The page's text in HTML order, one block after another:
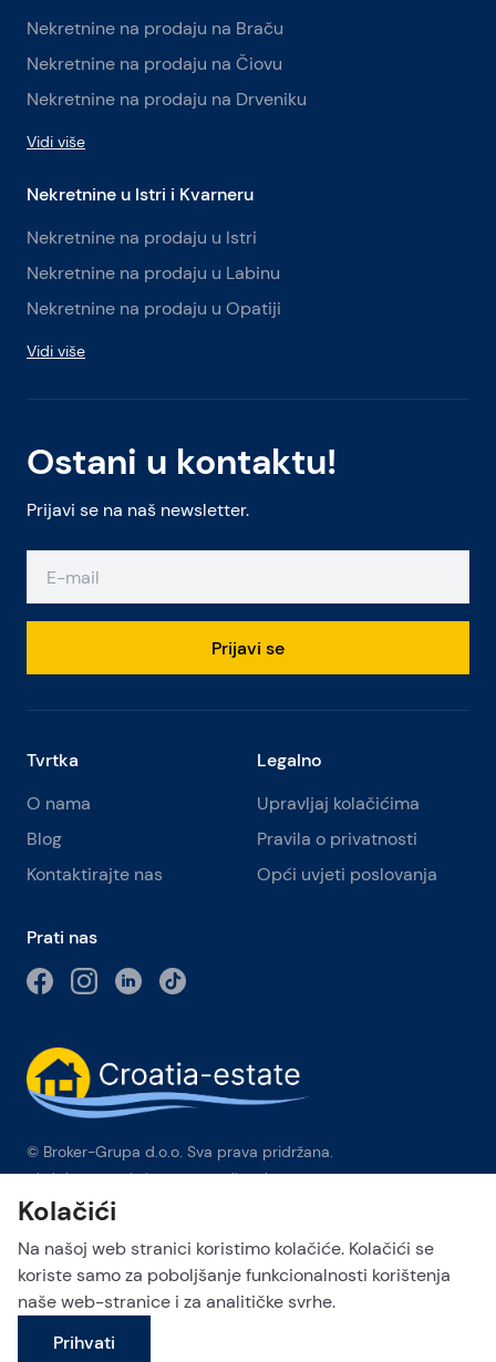
Pošalji upit
Ostani u kontaktu!
Prijavi se na naš newsletter.
Prijavi se
Nekretnine na prodaju na Braču
Nekretnine na prodaju na Čiovu
Nekretnine na prodaju na Drveniku
Vidi više
Nekretnine u Istri i Kvarneru
Nekretnine na prodaju u Istri
Nekretnine na prodaju u Labinu
Nekretnine na prodaju u Opatiji
Vidi više
Tvrtka
O nama
Blog
Kontaktirajte nas
Legalno
Upravljaj kolačićima
Pravila o privatnosti
Opći uvjeti poslovanja
Prati nas
© Broker-Grupa d.o.o. Sva prava pridržana.
Obala kneza Branimira 1, 21000 Split-Phone: +385 98 384 007
Broker-grupa d.o.o. je ekskluzivni član Forbes Global
Properties u Hrvatskoj. Forbes® je registrirani zaštitni znak koji
se koristi pod licencom.
This site is protected by reCAPTCHA and the Google
Kolačići
Na našoj web stranici koristimo kolačiće. Kolačići se
koriste samo za poboljšanje funkcionalnosti korištenja
naše web-stranice i za analitičke svrhe.
Prihvati